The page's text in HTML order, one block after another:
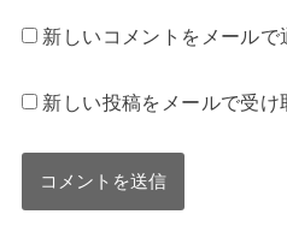
新しいコメントをメールで
新しい投稿をメールで受け